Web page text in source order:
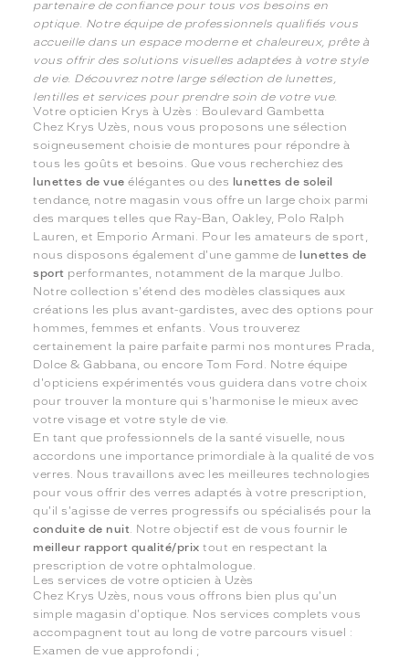
partenaire de confiance pour tous vos besoins en
optique. Notre équipe de professionnels qualifiés vous
accueille dans un espace moderne et chaleureux, prête à
vous offrir des solutions visuelles adaptées à votre style
de vie. Découvrez notre large sélection de lunettes,
lentilles et services pour prendre soin de votre vue.
Votre opticien Krys à Uzès : Boulevard Gambetta
Chez Krys Uzès, nous vous proposons une sélection
soigneusement choisie de montures pour répondre à
tous les goûts et besoins. Que vous recherchiez des
lunettes de vue élégantes ou des lunettes de soleil
tendance, notre magasin vous offre un large choix parmi
des marques telles que Ray-Ban, Oakley, Polo Ralph
Lauren, et Emporio Armani. Pour les amateurs de sport,
nous disposons également d'une gamme de lunettes de
sport performantes, notamment de la marque Julbo.
Notre collection s'étend des modèles classiques aux
créations les plus avant-gardistes, avec des options pour
hommes, femmes et enfants. Vous trouverez
certainement la paire parfaite parmi nos montures Prada,
Dolce & Gabbana, ou encore Tom Ford. Notre équipe
d'opticiens expérimentés vous guidera dans votre choix
pour trouver la monture qui s'harmonise le mieux avec
votre visage et votre style de vie.
En tant que professionnels de la santé visuelle, nous
accordons une importance primordiale à la qualité de vos
verres. Nous travaillons avec les meilleures technologies
pour vous offrir des verres adaptés à votre prescription,
qu'il s'agisse de verres progressifs ou spécialisés pour la
conduite de nuit. Notre objectif est de vous fournir le
meilleur rapport qualité/prix tout en respectant la
prescription de votre ophtalmologue.
Les services de votre opticien à Uzès
Chez Krys Uzès, nous vous offrons bien plus qu'un
simple magasin d'optique. Nos services complets vous
accompagnent tout au long de votre parcours visuel :
Examen de vue approfondi ;